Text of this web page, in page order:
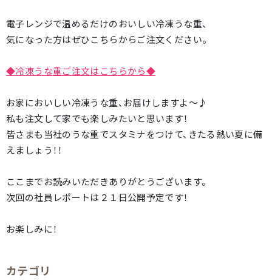
電子レンジで温めるだけのおいしい冷凍うな重、
気になった方はぜひこちらからご注文ください。
◆冷凍うな重ご注文はこちらから◆
お家においしい冷凍うな重、お届けしますよ～♪
私も注文して家でも楽しみたいと思います！
皆さまも当社のうな重でスタミナをつけて、きたる熱い夏に備
えましょう！！
ここまでお読みいただきありがとうございます。
次回の社員レポートは２１日公開予定です！
お楽しみに！
カテゴリ